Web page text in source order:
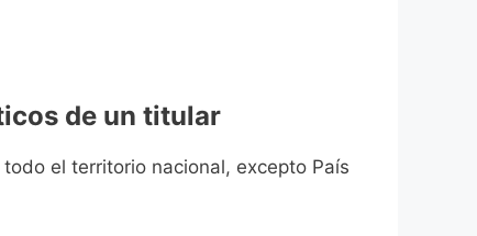
de un titular
el territorio nacional, excepto País